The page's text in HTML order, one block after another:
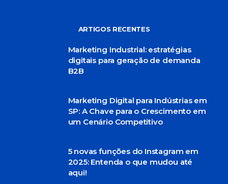
ARTIGOS RECENTES
Marketing Industrial: estratégias
digitais para geração de demanda
B2B
Marketing Digital para Indústrias em
SP: A Chave para o Crescimento em
um Cenário Competitivo
5 novas funções do Instagram em
2025: Entenda o que mudou até
aqui!